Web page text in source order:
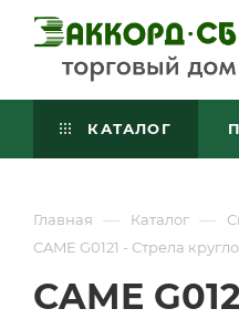
КАТАЛОГ
Главная — Каталог —
CAME G0121 - Стрела
CAME